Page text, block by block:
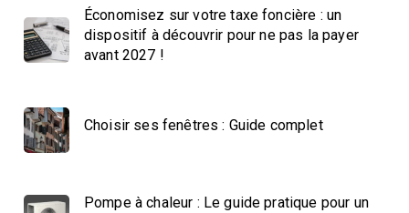
Économisez sur votre taxe foncière : un
dispositif à découvrir pour ne pas la payer
avant 2027 !
Choisir ses fenêtres : Guide complet
Pompe à chaleur : Le guide pratique pour un